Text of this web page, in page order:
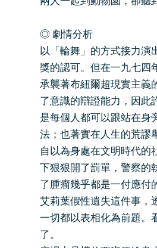
◎ 劇情分析
以「輪舞」的方式接力演
獎的認可。但在一九七四
承襲著布紐爾超現實主義
了意識的辯證能力，因此
是每個人都可以跟站在身
法；也著實在人生的荒謬
自以為身處在文明時代的
下狠狠開了罰單，警察的
了腫瘤幾乎都是一付應付
艾莉葉假性遺失這件事，
一切都以表相化為前題。
了。